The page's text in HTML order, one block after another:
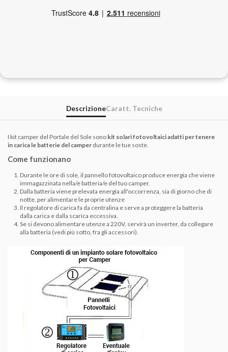
DescrizioneCaratt. Tecniche
I kit camper del Portale del Sole sono kit solari fotovoltaici adatti per tenere
in carica le batterie del camper durante le tue soste.
Come funzionano
Durante le ore di sole, il pannello fotovoltaico produce energia che viene
immagazzinata nella/e batteria/e del tuo camper.
Dalla batteria viene prelevata energia all'occorrenza, sia di giorno che di
notte, per alimentare le proprie utenze
Il regolatore di carica fa da centralina e serve a proteggere la batteria
dalla carica e dalla scarica eccessiva.
Se si devono alimentare utenze a 220V, servirà un inverter, da collegare
alla batteria (vedi più sotto, fra gli accessori).